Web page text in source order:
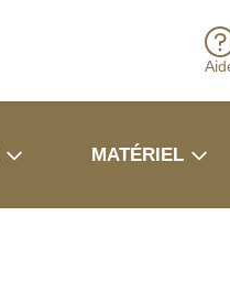
MATÉRIEL